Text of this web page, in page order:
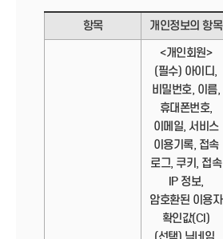
항목 개인정보의 항목
<개인회원>
(필수) 아이디,
비밀번호, 이름,
휴대폰번호,
이메일, 서비스
이용기록, 접속
로그, 쿠키, 접속
IP 정보,
암호환된 이용자
확인값(CI)